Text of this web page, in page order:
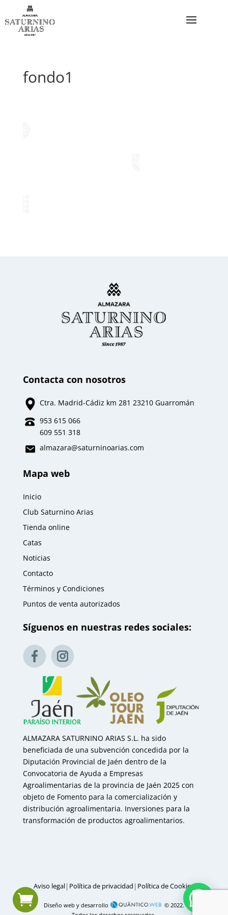
fondo1
Contacta con nosotros
Ctra. Madrid-Cádiz km 281 23210 Guarromán
953 615 066
609 551 318
almazara@saturninoarias.com
Mapa web
Inicio
Club Saturnino Arias
Tienda online
Catas
Noticias
Contacto
Términos y Condiciones
Puntos de venta autorizados
Síguenos en nuestras redes sociales:
ALMAZARA SATURNINO ARIAS S.L. ha sido
beneficiada de una subvención concedida por la
Diputación Provincial de Jaén dentro de la
Convocatoria de Ayuda a Empresas
Agroalimentarias de la provincia de Jaén 2025 con
objeto de Fomento para la comercialización y
distribución agroalimentaria. Inversiones para la
transformación de productos agroalimentarios.
Aviso legal| Política de privacidad | Política de Cookies
Diseño web y desarrollo
© 2022.